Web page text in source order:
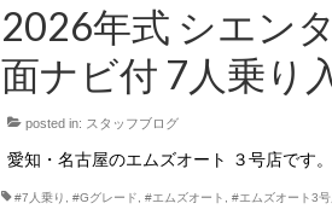
2026年式 シエン
面ナビ付 7人乗り
posted in: スタッフブログ
愛知・名古屋のエムズオート ３号店で
#7人乗り ,#Gグレード ,#エムズオート ,#エムズオート3